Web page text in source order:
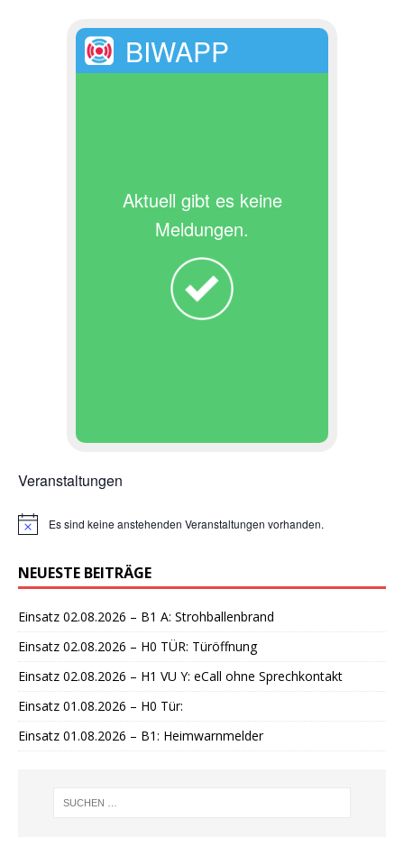
BIWAPP
Aktuell gibt es keine
Meldungen.
Veranstaltungen
H
w
e
s
Es sind keine anstehenden Veranstaltungen vorhanden.
NEUESTE BEITRÄGE
Einsatz 02.08.2026 – B1 A: Strohballenbrand
Einsatz 02.08.2026 – H0 TÜR: Türöffnung
Einsatz 02.08.2026 – H1 VU Y: eCall ohne Sprechkontakt
Einsatz 01.08.2026 – H0 Tür:
Einsatz 01.08.2026 – B1: Heimwarnmelder